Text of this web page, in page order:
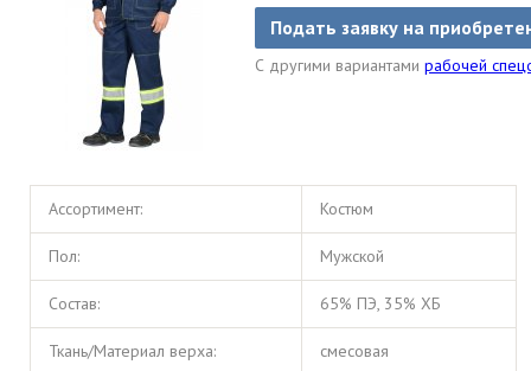
Подать заявку на
С другими вариантами рабочей
Ассортимент: Костюм
Пол: Мужской
Состав: 65% ПЭ, 35% ХБ
Ткань/Материал верха: смесовая